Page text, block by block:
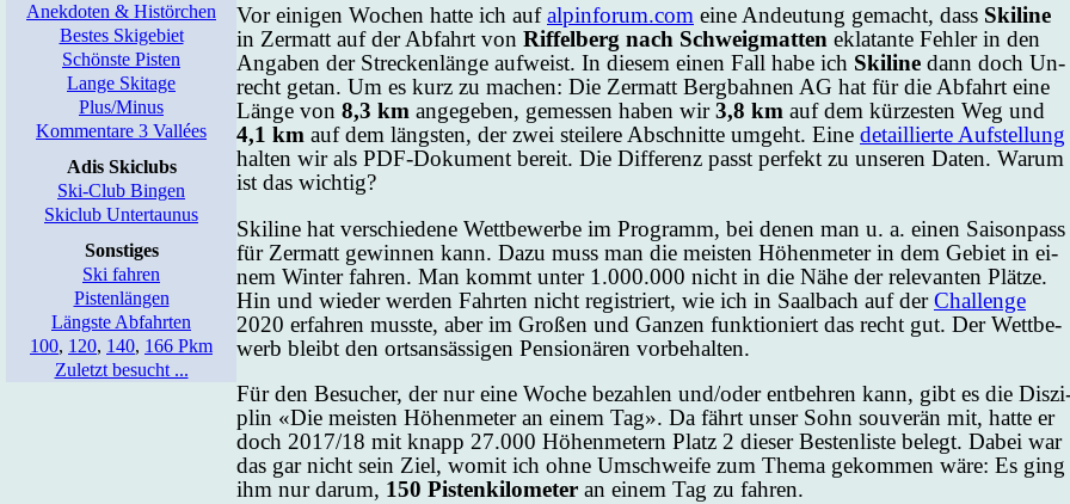
Vor ei­ni­gen Wo­chen hat­te ich aufal­p­in­fo­rum.com ei­ne An­deu­tung ge­macht, dass Ski­line
in Zer­matt auf der Ab­fahrt von Rif­fel­berg nach Schweig­mat­ten ekla­tan­te Feh­ler in den
An­ga­ben der Stre­cken­län­ge auf­weist. In die­sem ei­nen Fall ha­be ich Ski­line dann doch Un­
recht ge­tan. Um es kurz zu ma­chen: Die Zer­matt Berg­bah­nen AG hat für die Ab­fahrt ei­ne
Län­ge von 8,3 km an­ge­ge­ben, ge­mes­sen ha­ben wir3,8 km auf dem kür­zes­ten Weg und
4,1 km auf dem längs­ten, der zwei stei­le­re Ab­schnit­te um­geht. Ei­ne de­tail­lier­te Auf­stel­lung
hal­ten wir als PDF-Doku­ment be­reit. Die Dif­fe­renz passt per­fekt zu un­se­ren Da­ten. Wa­rum
ist das wich­tig?
Ski­line hat ver­schie­de­ne Wett­be­wer­be im Pro­gramm, bei de­nen man u. a. ei­nen Sai­son­pass
für Zer­matt ge­win­nen kann. Da­zu muss man die meis­ten Hö­hen­me­ter in dem Ge­biet in ei­
nem Win­ter fah­ren. Man kommt un­ter 1.000.000 nicht in die Nä­he der re­le­van­ten Plät­ze.
Hin und wie­der wer­den Fahr­ten nicht re­gis­triert, wie ich in Saal­bach auf derChal­len­ge
2020 er­fah­ren muss­te, aber im Gro­ßen und Gan­zen funk­tio­niert das recht gut. Der Wett­be­
werb bleibt den orts­an­säs­si­gen Pen­sio­nären vor­be­hal­ten.
Für den Be­su­cher, der nur ei­ne Wo­che be­zah­len und/oder ent­beh­ren kann, gibt es die
plin «Die meis­ten Hö­hen­me­ter an ei­nem Tag». Da fährt un­ser Sohn sou­ve­rän mit, hat­te er
doch 2017/18 mit knapp 27.000 Hö­hen­me­tern Platz 2 die­ser Bes­ten­lis­te be­legt. Da­bei war
das gar nicht sein Ziel, wo­mit ich oh­ne Um­schwei­fe zum The­ma ge­kom­men wä­re: Es ging
ihm nur dar­um, 150 Pis­ten­ki­lo­me­ter an ei­nem Tag zu fah­ren.
Anekdoten & Histörchen
Bestes Skigebiet
Schönste Pisten
Lange Skitage
Plus/Minus
Kommentare 3 Vallées
Adis Skiclubs
Ski-Club Bingen
Skiclub Untertaunus
Sonstiges
Ski fahren
Pistenlängen
Längste Abfahrten
100, 120, 140, 166 Pkm
Zuletzt besucht ...